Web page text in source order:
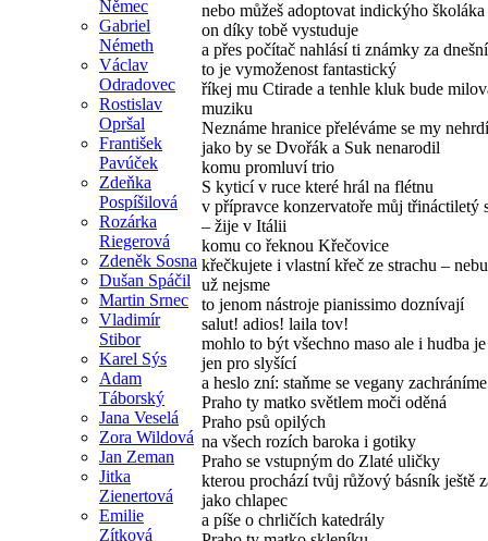
Němec
Gabriel
Németh
Václav
Odradovec
Rostislav
Opršal
František
Pavúček
Zdeňka
Pospíšilová
Rozárka
Riegerová
Zdeněk Sosna
Dušan Spáčil
Martin Srnec
Vladimír
Stibor
Karel Sýs
Adam
Táborský
Jana Veselá
Zora Wildová
Jan Zeman
Jitka
Zienertová
Emilie
Zítková
nebo můžeš adoptovat indickýho školáka
on díky tobě vystuduje
a přes počítač nahlásí ti známky za
to je vymoženost fantastický
říkej mu Ctirade a tenhle kluk bude
muziku
Neznáme hranice přeléváme se my nehrdí
jako by se Dvořák a Suk nenarodil
komu promluví trio
S kyticí v ruce které hrál na flétnu
v přípravce konzervatoře můj třináctiletý
– žije v Itálii
komu co řeknou Křečovice
křečkujete i vlastní křeč ze strachu –
už nejsme
to jenom nástroje pianissimo doznívají
salut! adios! laila tov!
mohlo to být všechno maso ale i hudba je
jen pro slyšící
a heslo zní: staňme se vegany
Praho ty matko světlem moči oděná
Praho psů opilých
na všech rozích baroka i gotiky
Praho se vstupným do Zlaté uličky
kterou prochází tvůj růžový básník ještě
jako chlapec
a píše o chrličích katedrály